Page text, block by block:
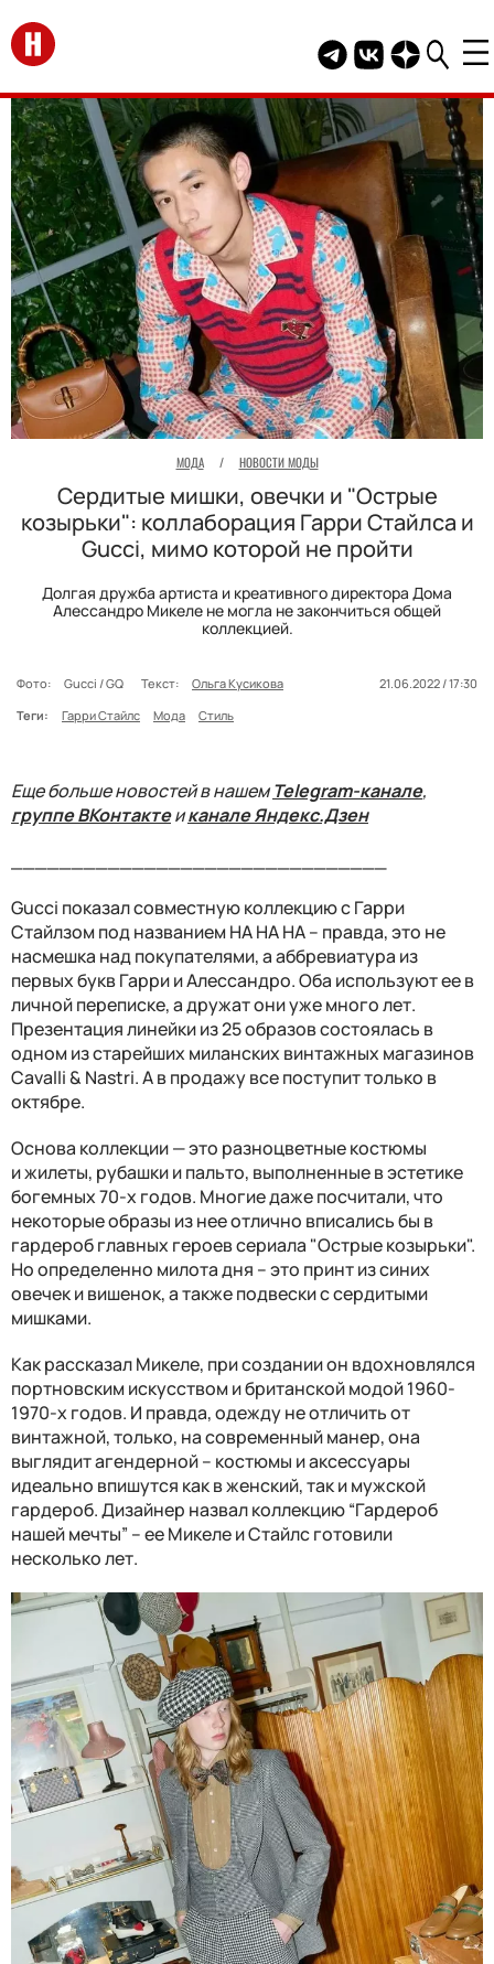
Перейти на главную
Telegram канал
Группа HELLO
Канал
МОДА / НОВОСТИ МОДЫ
Сердитые мишки, овечки и "Острые
козырьки": коллаборация Гарри Стайлса и
Gucci, мимо которой не пройти
Долгая дружба артиста и креативного директора Дома
Алессандро Микеле не могла не закончиться общей
коллекцией.
Фото: Gucci / GQ Текст: Ольга Кусикова
21.06.2022 / 17:30
Теги:
Гарри Стайлс Мода Стиль
Еще больше новостей в нашемTelegram-канале,
группе ВКонтактеиканале Яндекс.Дзен
Gucci показал совместную коллекцию с Гарри
Стайлзом под названием HA HA HA – правда, это не
насмешка над покупателями, а аббревиатура из
первых букв Гарри и Алессандро. Оба используют ее в
личной переписке, а дружат они уже много лет.
Презентация линейки из 25 образов состоялась в
одном из старейших миланских винтажных магазинов
Cavalli & Nastri. А в продажу все поступит только в
октябре.
Основа коллекции — это разноцветные костюмы
и жилеты, рубашки и пальто, выполненные в эстетике
богемных 70-х годов. Многие даже посчитали, что
некоторые образы из нее отлично вписались бы в
гардероб главных героев сериала "Острые козырьки".
Но определенно милота дня – это принт из синих
овечек и вишенок, а также подвески с сердитыми
мишками.
Как рассказал Микеле, при создании он вдохновлялся
портновским искусством и британской модой 1960-
1970-х годов. И правда, одежду не отличить от
винтажной, только, на современный манер, она
выглядит агендерной – костюмы и аксессуары
идеально впишутся как в женский, так и мужской
гардероб. Дизайнер назвал коллекцию “Гардероб
нашей мечты” – ее Микеле и Стайлс готовили
несколько лет.